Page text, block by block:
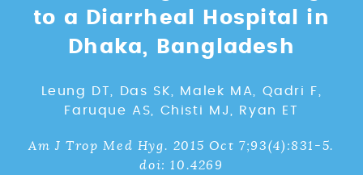
to a Diarrheal Hospital in
Dhaka, Bangladesh
Leung DT, Das SK, Malek MA, Qadri F,
Faruque AS, Chisti MJ, Ryan ET
Am J Trop Med Hyg. 2015 Oct 7;93(4):831-5.
doi: 10.4269